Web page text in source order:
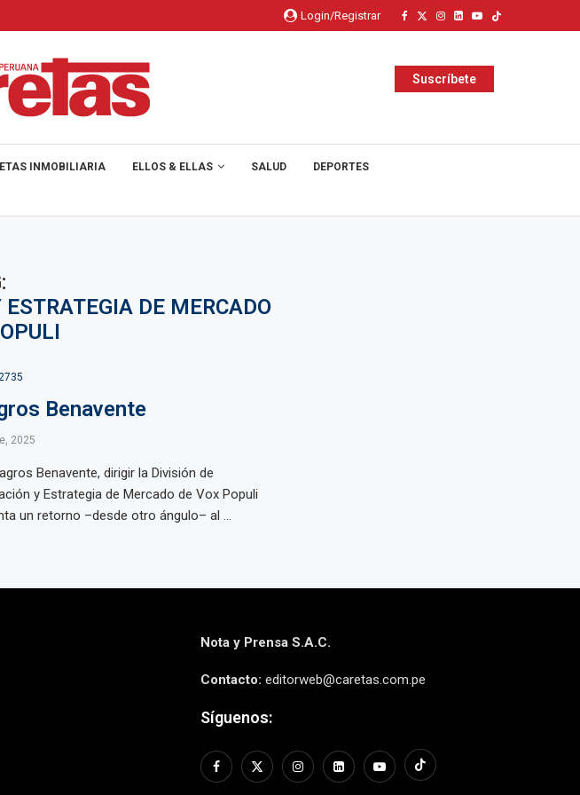
Login/Registrar
Suscríbete
INMOBILIARIA ELLOS & ELLAS SALUD DEPORTES
DE MERCADO
Benavente
2025
Benavente, dirigir la División de
y Estrategia de Mercado de Vox Populi
un retorno –desde otro ángulo– al ...
Nota y Prensa S.A.C.
Contacto: editorweb@caretas.com.pe
Síguenos: